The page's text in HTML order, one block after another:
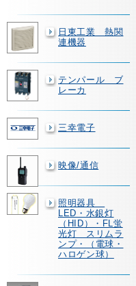
日東工業 熱関
連機器
テンパール ブ
レーカ
三幸電子
映像/通信
照明器具
LED・水銀灯
（HID）・FL蛍
光灯 スリムラ
ンプ・（電球・
ハロゲン球）